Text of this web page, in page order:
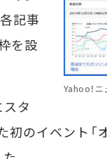
Yahoo！ニ
記事
を設
タ
初のイベント「